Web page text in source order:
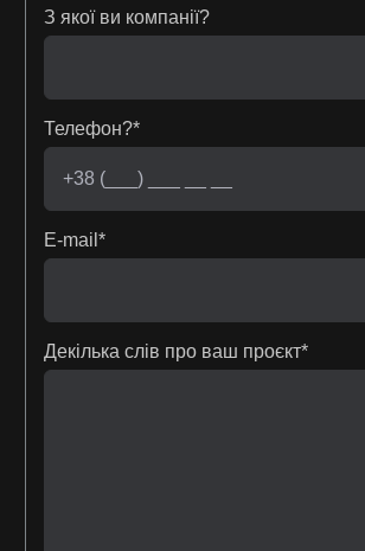
З якої ви компанії?
Телефон?*
E-mail*
Декілька слів про ваш проєкт*